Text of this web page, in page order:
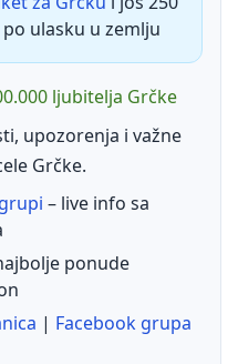
ulasku u zemlju
ljubitelja Grčke
upozorenja i važne
Grčke.
– live info sa
ponude
| Facebook grupa